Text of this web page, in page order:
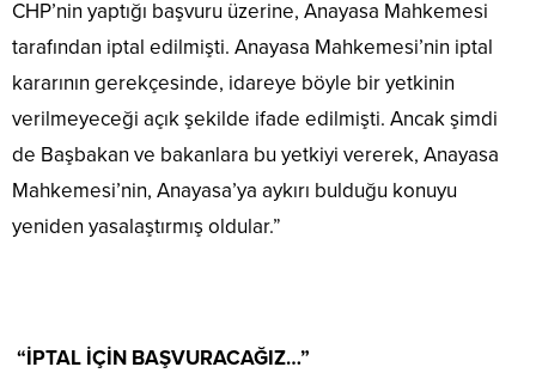
CHP’nin yaptığı başvuru üzerine, Anayasa Mahkemesi
tarafından iptal edilmişti. Anayasa Mahkemesi’nin iptal
kararının gerekçesinde, idareye böyle bir yetkinin
verilmeyeceği açık şekilde ifade edilmişti. Ancak şimdi
de Başbakan ve bakanlara bu yetkiyi vererek, Anayasa
Mahkemesi’nin, Anayasa’ya aykırı bulduğu konuyu
yeniden yasalaştırmış oldular.”
“İPTAL İÇİN BAŞVURACAĞIZ…”